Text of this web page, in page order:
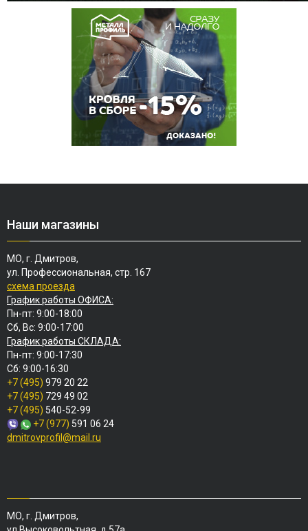
Наши магазины
МО, г. Дмитров,
ул. Профессиональная, стр. 167
схема проезда
График работы ОФИСА:
Пн-пт: 9:00-18:00
Сб, Вс: 9:00-17:00
График работы СКЛАДА:
Пн-пт: 9:00-17:30
Сб: 9:00-16:30
+7 (495) 979 20 22
+7 (495) 729 49 02
+7 (495) 540-52-99
+7 (977) 591 06 24
dmitrovprofil@mail.ru
МО, г. Дмитров,